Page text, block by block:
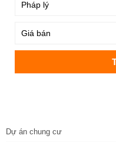
Dự án chung cư